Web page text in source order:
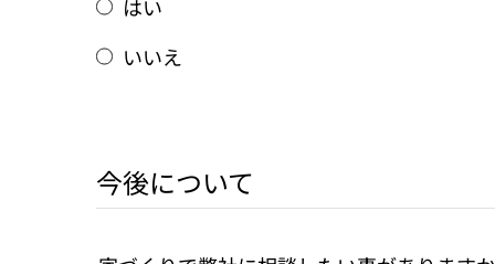
はい
いいえ
今後について